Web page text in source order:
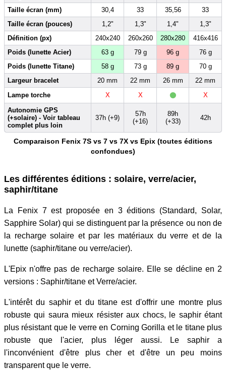
Taille écran (mm)
30,4 33 35,56
33
Taille écran (pouces)
1,2" 1,3" 1,4"
1,3"
Définition (px)
240x240 260x260 280x280
416x416
Poids (lunette Acier)
63 g 79 g 96 g
76 g
Poids (lunette Titane)
58 g 73 g 89 g
70 g
Largeur bracelet
20 mm 22 mm 26 mm
22 mm
Lampe torche
X X •
X
Autonomie GPS
(+solaire) - Voir tableau
complet plus loin
37h (+9)
57h
(+16)
89h
(+33)
42h
Comparaison Fenix 7S vs 7 vs 7X vs Epix (toutes éditions
confondues)
Les différentes éditions : solaire, verre/acier,
saphir/titane
La Fenix 7 est proposée en 3 éditions (Standard, Solar,
Sapphire Solar) qui se distinguent par la présence ou non de
la recharge solaire et par les matériaux du verre et de la
lunette (saphir/titane ou verre/acier).
L'Epix n'offre pas de recharge solaire. Elle se décline en 2
versions : Saphir/titane et Verre/acier.
L'intérêt du saphir et du titane est d'offrir une montre plus
robuste qui saura mieux résister aux chocs, le saphir étant
plus résistant que le verre en Corning Gorilla et le titane plus
robuste que l'acier, plus léger aussi. Le saphir a
l'inconvénient d'être plus cher et d'être un peu moins
transparent que le verre.